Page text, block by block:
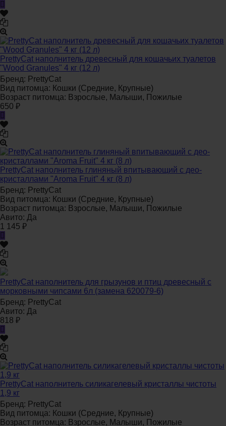
PrettyCat наполнитель древесный для кошачьих туалетов
"Wood Granules" 4 кг (12 л)
Бренд: PrettyCat
Вид питомца: Кошки (Средние, Крупные)
Возраст питомца: Взрослые, Малыши, Пожилые
650 ₽
PrettyCat наполнитель глиняный впитывающий с део-
кристаллами "Aroma Fruit" 4 кг (8 л)
Бренд: PrettyCat
Вид питомца: Кошки (Средние, Крупные)
Возраст питомца: Взрослые, Малыши, Пожилые
Авито: Да
1 145 ₽
PrettyCat наполнитель для грызунов и птиц древесный с
морковными чипсами 6л (замена 620079-6)
Бренд: PrettyCat
Авито: Да
818 ₽
PrettyCat наполнитель силикагелевый кристаллы чистоты
1,9 кг
Бренд: PrettyCat
Вид питомца: Кошки (Средние, Крупные)
Возраст питомца: Взрослые, Малыши, Пожилые